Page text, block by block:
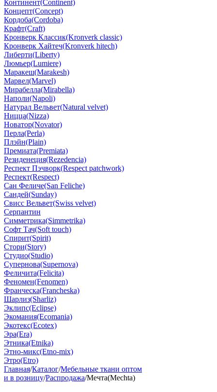
Континент(Continent)
Концепт(Concept)
Кордоба(Cordoba)
Крафт(Craft)
Кронверк Классик(Kronverk classic)
Кронверк Хайтеч(Kronverk hitech)
Либерти(Liberty)
Люмьер(Lumiere)
Маракеш(Marakesh)
Марвел(Marvel)
Мирабелла(Mirabella)
Наполи(Napoli)
Натурал Вельвет(Natural velvet)
Ницца(Nizza)
Новатор(Novator)
Перла(Perla)
Плэйн(Plain)
Премиата(Premiata)
Резиденеция(Rezedencia)
Респект Пэчворк(Respect patchwork)
Респект(Respect)
Сан Феличе(San Feliche)
Сандей(Sunday)
Свисс Вельвет(Swiss velvet)
Серпантин
Симметрика(Simmetrika)
Софт Тач(Soft touch)
Спирит(Spirit)
Стори(Story)
Студио(Studio)
Супернова(Supernova)
Феличита(Felicita)
Феномен(Fenomen)
Франческа(Francheska)
Шарлиз(Sharliz)
Эклипс(Eclipse)
Экомания(Ecomania)
Экотекс(Ecotex)
Эра(Era)
Этника(Etnika)
Этно-микс(Etno-mix)
Этро(Etro)
Главная/Каталог/Мебельные ткани оптом
и в розницу/Распродажа/Мечта(Mechta)